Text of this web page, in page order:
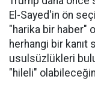
El-Sayed'in ön
"harika bir haber"
herhangi bir
usulsüzlükleri
"hileli"